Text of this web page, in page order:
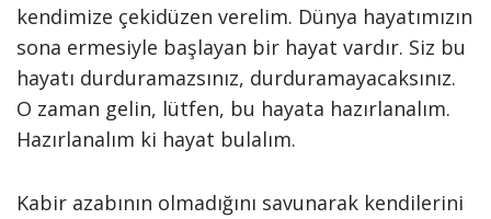
kendimize çekidüzen verelim. Dünya hayatımızın
sona ermesiyle başlayan bir hayat vardır. Siz bu
hayatı durduramazsınız, durduramayacaksınız.
O zaman gelin, lütfen, bu hayata hazırlanalım.
Hazırlanalım ki hayat bulalım.
Kabir azabının olmadığını savunarak kendilerini